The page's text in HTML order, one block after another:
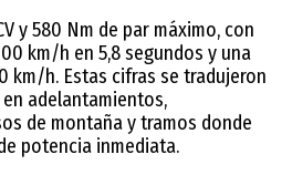
y 580 Nm de par máximo, con
km/h en 5,8 segundos y una
km/h. Estas cifras se tradujeron
adelantamientos,
de montaña y tramos donde
potencia inmediata.